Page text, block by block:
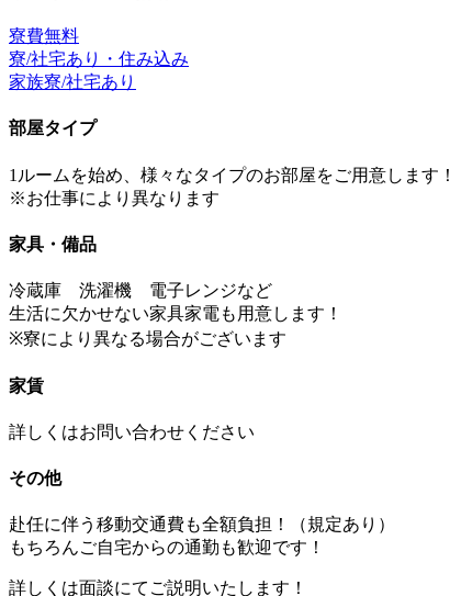
寮費無料
寮/社宅あり・住み込み
家族寮/社宅あり
部屋タイプ
1ルームを始め、様々なタイプのお部屋をご用意します！
※お仕事により異なります
家具・備品
冷蔵庫 洗濯機 電子レンジなど
生活に欠かせない家具家電も用意します！
※寮により異なる場合がございます
家賃
詳しくはお問い合わせください
その他
赴任に伴う移動交通費も全額負担！（規定あり）
もちろんご自宅からの通勤も歓迎です！
詳しくは面談にてご説明いたします！